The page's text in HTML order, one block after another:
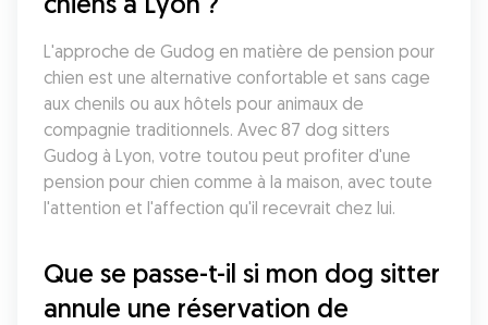
L'approche de Gudog en matière de pension pour
chien est une alternative confortable et sans cage
aux chenils ou aux hôtels pour animaux de
compagnie traditionnels. Avec 87 dog sitters
Gudog à Lyon, votre toutou peut profiter d'une
pension pour chien comme à la maison, avec toute
l'attention et l'affection qu'il recevrait chez lui.
Que se passe-t-il si mon dog sitter
annule une réservation de